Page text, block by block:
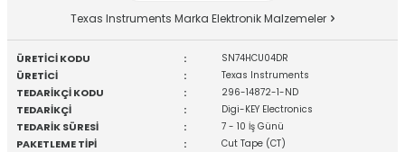
Texas Instruments Marka Elektronik Malzemeler
ÜRETİCİ KODU : SN74HCU04DR
ÜRETİCİ : Texas Instruments
TEDARİKÇİ KODU : 296-14872-1-ND
TEDARİKÇİ : Digi-KEY Electronics
TEDARİK SÜRESİ : 7 - 10 İş Günü
PAKETLEME TİPİ : Cut Tape (CT)